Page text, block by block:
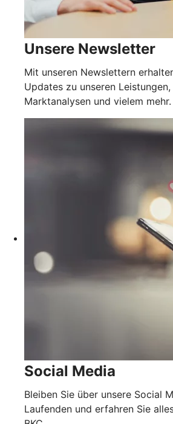
Unsere Newsletter
Mit unseren Newslettern
Updates zu unseren
Marktanalysen und vielem mehr.
Social Media
Bleiben Sie über unsere Social
Laufenden und erfahren Sie